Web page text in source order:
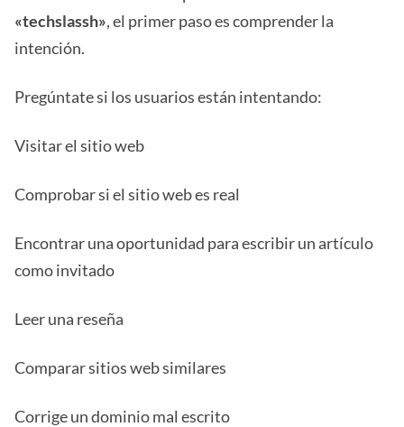
«techslassh», el primer paso es comprender la
intención.
Pregúntate si los usuarios están intentando:
Visitar el sitio web
Comprobar si el sitio web es real
Encontrar una oportunidad para escribir un artículo
como invitado
Leer una reseña
Comparar sitios web similares
Corrige un dominio mal escrito